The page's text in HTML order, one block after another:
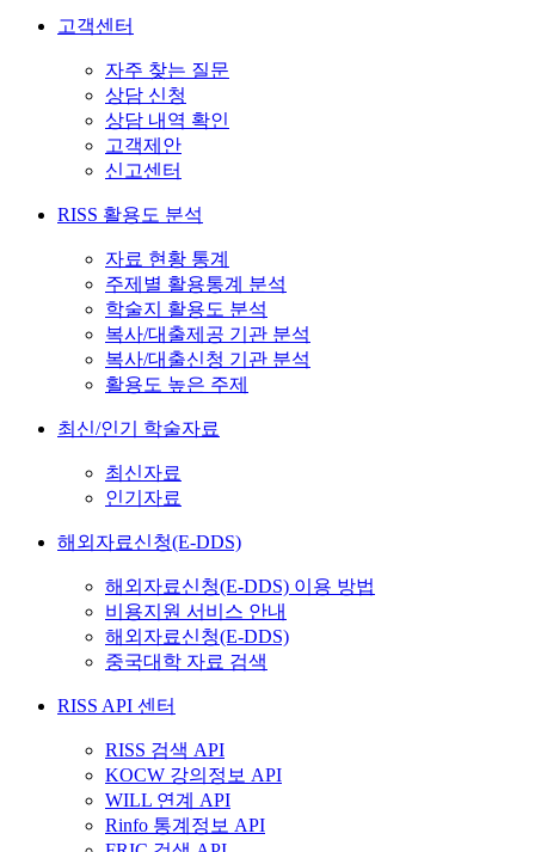
고객센터
자주 찾는 질문
상담 신청
상담 내역 확인
고객제안
신고센터
RISS 활용도 분석
자료 현황 통계
주제별 활용통계 분석
학술지 활용도 분석
복사/대출제공 기관 분석
복사/대출신청 기관 분석
활용도 높은 주제
최신/인기 학술자료
최신자료
인기자료
해외자료신청(E-DDS)
해외자료신청(E-DDS) 이용 방법
비용지원 서비스 안내
해외자료신청(E-DDS)
중국대학 자료 검색
RISS API 센터
RISS 검색 API
KOCW 강의정보 API
WILL 연계 API
Rinfo 통계정보 API